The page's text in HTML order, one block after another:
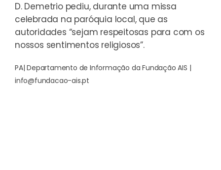
D. Demetrio pediu, durante uma missa
celebrada na paróquia local, que as
autoridades “sejam respeitosas para com os
nossos sentimentos religiosos”.
PA| Departamento de Informação da Fundação AIS |
info@fundacao-ais.pt